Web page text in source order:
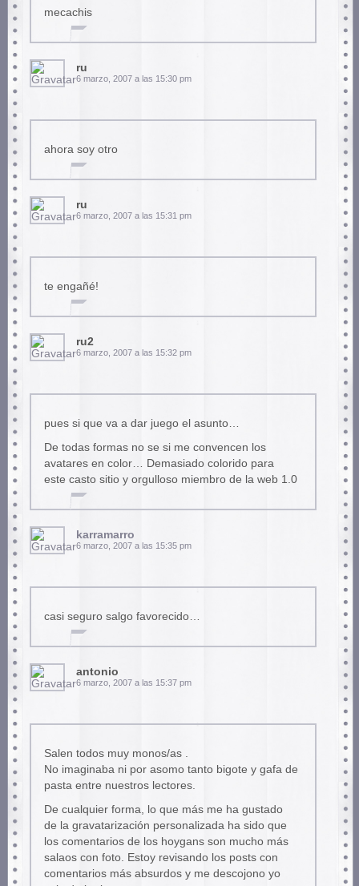
mecachis
ru
6 marzo, 2007 a las 15:30 pm
ahora soy otro
ru
6 marzo, 2007 a las 15:31 pm
te engañé!
ru2
6 marzo, 2007 a las 15:32 pm
pues si que va a dar juego el asunto…
De todas formas no se si me convencen los
avatares en color… Demasiado colorido para
este casto sitio y orgulloso miembro de la web 1.0
karramarro
6 marzo, 2007 a las 15:35 pm
casi seguro salgo favorecido…
antonio
6 marzo, 2007 a las 15:37 pm
Salen todos muy monos/as .
No imaginaba ni por asomo tanto bigote y gafa de
pasta entre nuestros lectores.
De cualquier forma, lo que más me ha gustado
de la gravatarización personalizada ha sido que
los comentarios de los hoygans son mucho más
salaos con foto. Estoy revisando los posts con
comentarios más absurdos y me descojono yo